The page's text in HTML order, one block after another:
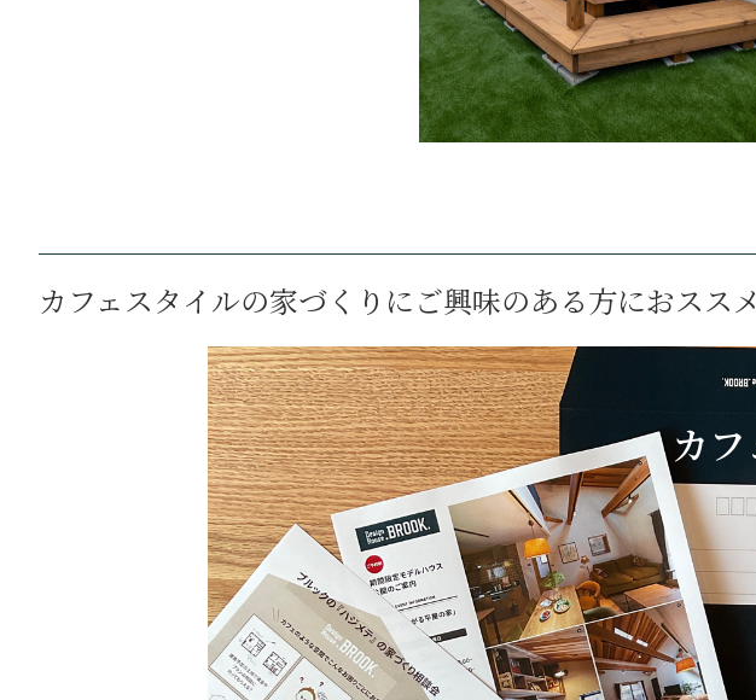
カフェスタイルの家づくりにご興味のある方におススメ